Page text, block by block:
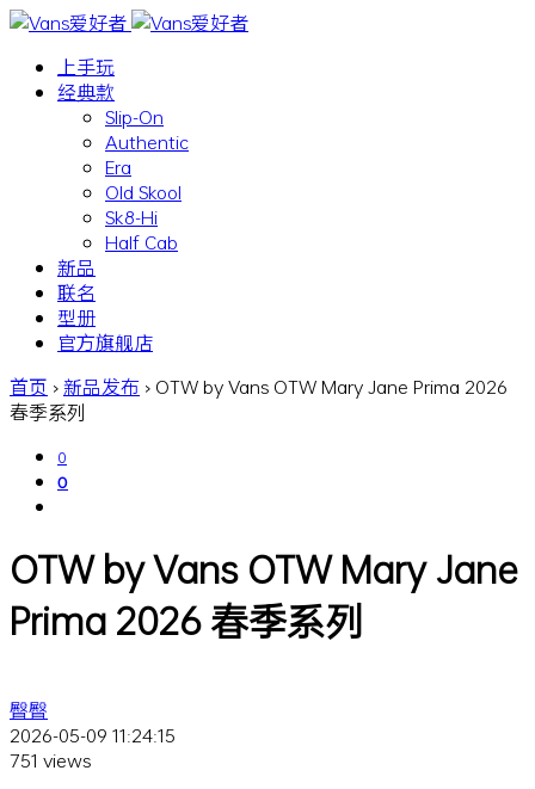
上手玩
经典款
Slip-On
Authentic
Era
Old Skool
Sk8-Hi
Half Cab
新品
联名
型册
官方旗舰店
首页 ›新品发布 › OTW by Vans OTW Mary Jane Prima 2026
春季系列
0
0
OTW by Vans OTW Mary Jane
Prima 2026 春季系列
臀臀
2026-05-09 11:24:15
751 views